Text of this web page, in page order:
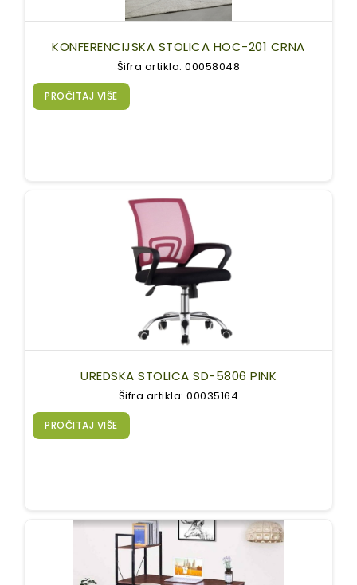
KONFERENCIJSKA STOLICA HOC-201 CRNA
Šifra artikla: 00058048
PROČITAJ VIŠE
UREDSKA STOLICA SD-5806 PINK
Šifra artikla: 00035164
PROČITAJ VIŠE